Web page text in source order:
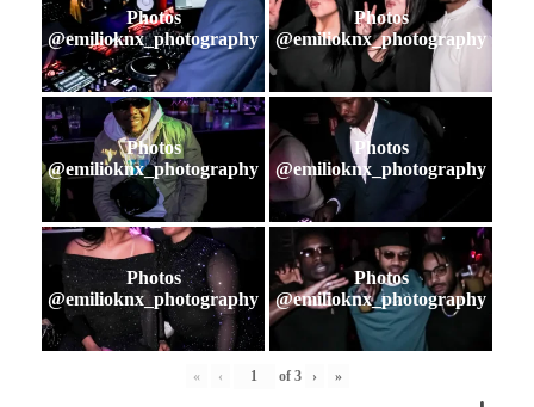
Photos
@emilioknx_photography
Photos
@emilioknx_photography
Photos
@emilioknx_photography
Photos
@emilioknx_photography
Photos
@emilioknx_photography
Photos
@emilioknx_photography
« ‹ of 3 › »